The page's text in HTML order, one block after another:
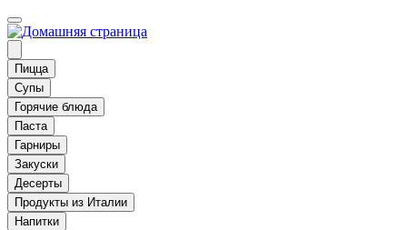
Пицца
Супы
Горячие блюда
Паста
Гарниры
Закуски
Десерты
Продукты из Италии
Напитки